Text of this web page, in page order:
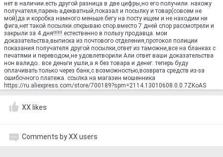
нет в наличии.есть другой разница в две цифры,но его получили. нахожу
получателя,парень адекватный,показал и посылку и товар(совсем не
мой)да и коробка намного меньше.бегу на посту ищем и не находим ни
фига,нет такой посылки.открываю спор.вместо 7 дней спор рассмотрели и
закрыли за 4 дня!!!!!! естественно в пользу продавца. мои
доказательства,выписка из почтового отделения,протокол полиции
показания получателя другой посылки,ответ из таможни,все на бланках с
печатями и переводом,не удовлетворили Али.ответ ваши доказательства
нон валидо.. все деньги ушли,а я без товара и денег. теперь буду
оплачивать только через банк,с возможностью,возврата средств из-за
ошибочного платежа. ссылка на магазин мошенника
https://ru.aliexpress.com/store/700189?spm=2114.13010608.0.0.7ZKoAS
XX likes
Comments by XX users